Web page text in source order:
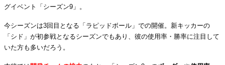
グイベント「シーズン9」。
今シーズンは3回目となる「ラピッドボール」での開催。新キッカーの
「シド」が初参戦となるシーズンでもあり、彼の使用率・勝率に注目して
いた方も多いだろう。